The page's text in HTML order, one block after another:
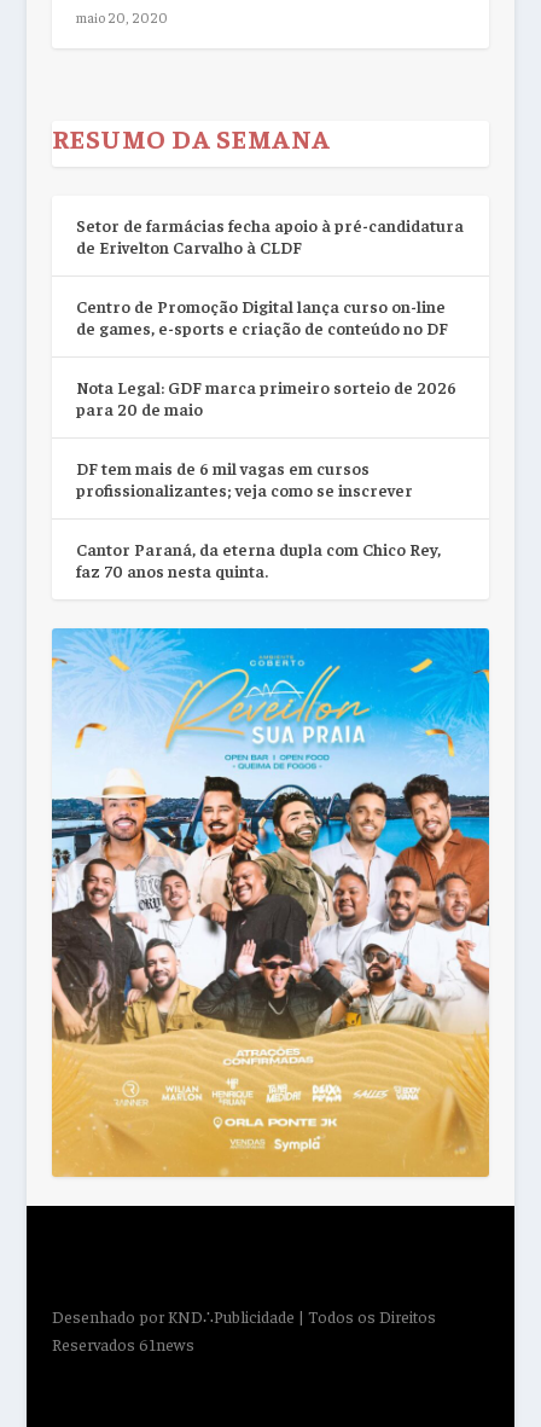
maio 20, 2020
RESUMO DA SEMANA
Setor de farmácias fecha apoio à pré-candidatura
de Erivelton Carvalho à CLDF
Centro de Promoção Digital lança curso on-line
de games, e-sports e criação de conteúdo no DF
Nota Legal: GDF marca primeiro sorteio de 2026
para 20 de maio
DF tem mais de 6 mil vagas em cursos
profissionalizantes; veja como se inscrever
Cantor Paraná, da eterna dupla com Chico Rey,
faz 70 anos nesta quinta.
Desenhado porKND∴Publicidade | Todos os Direitos
Reservados 61news